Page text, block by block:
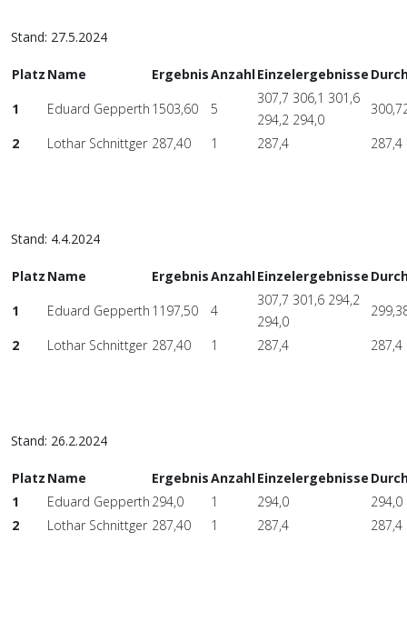
Stand: 27.5.2024
Platz Name ErgebnisAnzahlEinzelergebnisse
1
Eduard Gepperth 1503,60 5
307,7 306,1 301,6
294,2 294,0
2
Lothar Schnittger 287,40 1 287,4 287,4
Stand: 4.4.2024
Platz Name ErgebnisAnzahlEinzelergebnisse
1
Eduard Gepperth 1197,50 4
307,7 301,6 294,2
294,0
2
Lothar Schnittger 287,40 1 287,4 287,4
Stand: 26.2.2024
Platz Name ErgebnisAnzahlEinzelergebnisse
1
Eduard Gepperth 294,0 1 294,0
294,0
2
Lothar Schnittger 287,40 1 287,4 287,4